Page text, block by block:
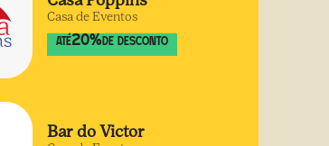
Casa de Eventos
ATÉ20%DE DESCONTO
Bar do Victor